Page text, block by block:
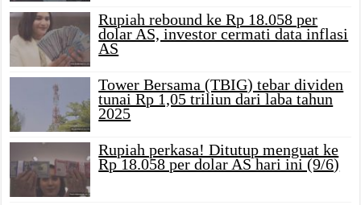
Rupiah rebound ke Rp 18.058 per
dolar AS, investor cermati data inflasi
AS
Tower Bersama (TBIG) tebar dividen
tunai Rp 1,05 triliun dari laba tahun
2025
Rupiah perkasa! Ditutup menguat ke
Rp 18.058 per dolar AS hari ini (9/6)